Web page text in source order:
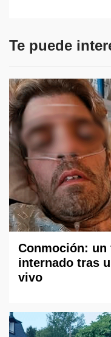
Te puede
Conmoción:
internado tras
vivo